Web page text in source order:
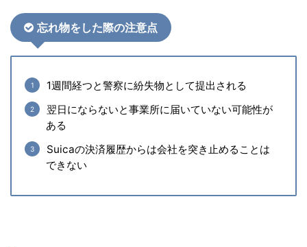
忘れ物をした際の注意点
1週間経つと警察に紛失物として提出される
翌日にならないと事業所に届いていない可能性が
ある
Suicaの決済履歴からは会社を突き止めることは
できない